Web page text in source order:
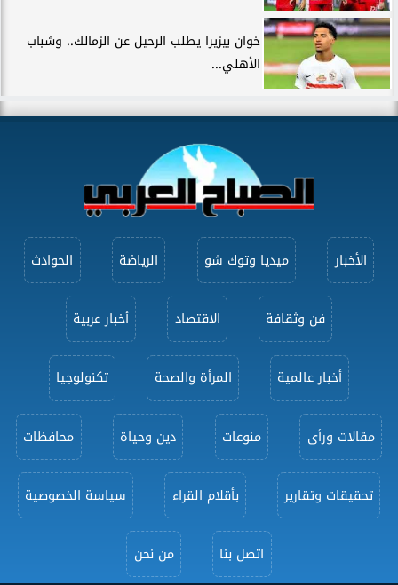
خوان بيزيرا يطلب الرحيل عن الزمالك.. وشباب
الأهلي...
الأخبار ميديا وتوك شو الرياضة الحوادث
فن وثقافة الاقتصاد أخبار عربية
أخبار عالمية المرأة والصحة تكنولوجيا
مقالات ورأى منوعات دين وحياة محافظات
تحقيقات وتقارير بأقلام القراء سياسة الخصوصية
اتصل بنا من نحن